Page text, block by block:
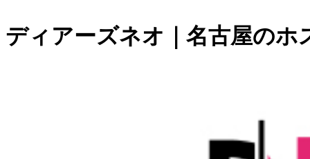
ディアーズネオ｜名古屋のホ